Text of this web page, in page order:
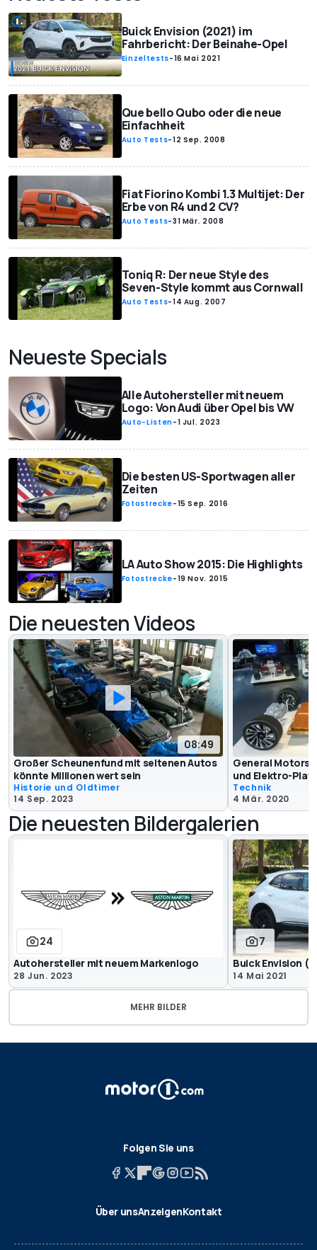
Buick Envision (2021) im
Fahrbericht: Der Beinahe-Opel
Einzeltests-16 Mai 2021
Que bello Qubo oder die neue
Einfachheit
Auto Tests-12 Sep. 2008
Fiat Fiorino Kombi 1.3 Multijet: Der
Erbe von R4 und 2 CV?
Auto Tests-31 Mär. 2008
Toniq R: Der neue Style des
Seven-Style kommt aus Cornwall
Auto Tests-14 Aug. 2007
Neueste Specials
Alle Autohersteller mit neuem
Logo: Von Audi über Opel bis VW
Auto-Listen-1 Jul. 2023
Die besten US-Sportwagen aller
Zeiten
Fotostrecke-15 Sep. 2016
LA Auto Show 2015: Die Highlights
Fotostrecke-19 Nov. 2015
Die neuesten Videos
08:49
Großer Scheunenfund mit seltenen Autos
könnte Millionen wert sein
Historie und Oldtimer
14 Sep. 2023
General Motors
und Elektro-
Technik
4 Mär. 2020
Die neuesten Bildergalerien
24
Autohersteller mit neuem Markenlogo
28 Jun. 2023
7
Buick Envision
14 Mai 2021
MEHR BILDER
Folgen Sie uns
Über unsAnzeigenKontakt